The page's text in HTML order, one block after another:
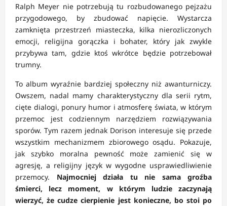
Ralph Meyer nie potrzebują tu rozbudowanego pejzażu
przygodowego, by zbudować napięcie. Wystarcza
zamknięta przestrzeń miasteczka, kilka nierozliczonych
emocji, religijna gorączka i bohater, który jak zwykle
przybywa tam, gdzie ktoś wkrótce będzie potrzebował
trumny.
To album wyraźnie bardziej społeczny niż awanturniczy.
Owszem, nadal mamy charakterystyczny dla serii rytm,
cięte dialogi, ponury humor i atmosferę świata, w którym
przemoc jest codziennym narzędziem rozwiązywania
sporów. Tym razem jednak Dorison interesuje się przede
wszystkim mechanizmem zbiorowego osądu. Pokazuje,
jak szybko moralna pewność może zamienić się w
agresję, a religijny język w wygodne usprawiedliwienie
przemocy. Najmocniej działa tu nie sama groźba
śmierci, lecz moment, w którym ludzie zaczynają
wierzyć, że cudze cierpienie jest konieczne, bo stoi po